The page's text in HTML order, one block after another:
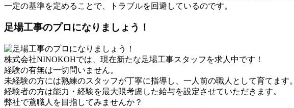
一定の基準を定めることで、トラブルを回避しているのです。
足場工事のプロになりましょう！
株式会社NINOKOHでは、現在新たな足場工事スタッフを求人中です！
経験の有無は一切問いません。
未経験の方には熟練のスタッフが丁寧に指導し、一人前の職人として育てます。
経験者の方は能力・経験を最大限考慮した給与を設定させていただきます。
弊社で鳶職人を目指してみませんか？